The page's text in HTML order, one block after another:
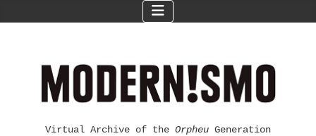
Virtual Archive of the Orpheu Generation